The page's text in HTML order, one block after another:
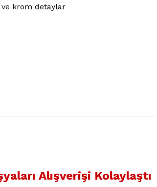
ve krom detaylar
Yorum Yaz
Alışverişi Kolaylaştı